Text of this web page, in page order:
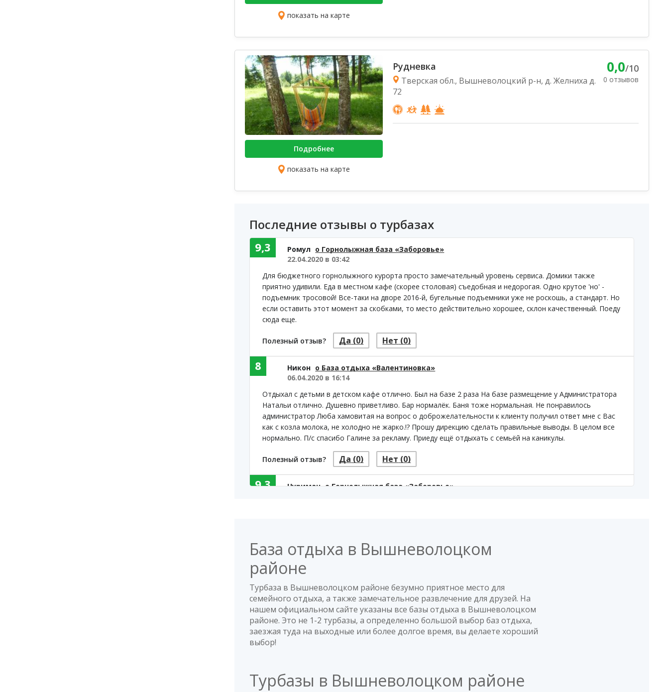
показать на карте
Подробнее
показать на карте
Рудневка
Тверская обл., Вышневолоцкий р-н, д. Желниха д.
72
0,0/10
0 отзывов
Последние отзывы о турбазах
Ромул о Горнолыжная база «Заборовье»
22.04.2020 в 03:42
Для бюджетного горнолыжного курорта просто замечательный уровень сервиса. Домики также
приятно удивили. Еда в местном кафе (скорее столовая) съедобная и недорогая. Одно крутое 'но' -
подъемник тросовой! Все-таки на дворе 2016-й, бугельные подъемники уже не роскошь, а стандарт. Но
если оставить этот момент за скобками, то место действительно хорошее, склон качественный. Поеду
сюда еще.
Полезный отзыв? Да (0) Нет (0)
9,3
Никон о База отдыха «Валентиновка»
06.04.2020 в 16:14
Отдыхал с детьми в детском кафе отлично. Был на базе 2 раза На базе размещение у Администратора
Натальи отлично. Душевно приветливо. Бар нормалёк. Баня тоже нормальная. Не понравилось
администратор Люба хамовитая на вопрос о доброжелательности к клиенту получил ответ мне с Вас
как с козла молока, не холодно не жарко.!? Прошу дирекцию сделать правильные выводы. В целом все
нормально. П/с спасибо Галине за рекламу. Приеду ещё отдыхать с семьёй на каникулы.
Полезный отзыв? Да (0) Нет (0)
8
Нуриман о Горнолыжная база «Заборовье»
Полезный отзыв? Да(0) Нет(0)
9,3
Ермей
Не обнаружено! Чистые уютные номера. Кухня в любое удобное для вас время. Очень вкусно готовят!!
Персонал очень внимательный и доброжелательный!!! Территория ухоженная, природа красивая.
Несколько помостов для рыбаков. Удобная беседка с мангалом и качелями. Вся наша семья осталась
довольна отдыхом!!!
10
Афинодор
о Горнолыжная база «Заборовье»
08.10.2019 в 22:31
3,7
База отдыха в Вышневолоцком
районе
Турбаза в Вышневолоцком районе безумно приятное место для
семейного отдыха, а также замечательное развлечение для друзей. На
нашем официальном сайте указаны все базы отдыха в Вышневолоцком
районе. Это не 1-2 турбазы, а определенно большой выбор баз отдыха,
заезжая туда на выходные или более долгое время, вы делаете хороший
выбор!
Турбазы в Вышневолоцком районе